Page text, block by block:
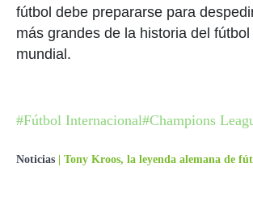
fútbol debe prepararse para
más grandes de la historia del
mundial.
#Fútbol Internacional#Champions
Noticias Tony Kroos, la leyenda alemana de